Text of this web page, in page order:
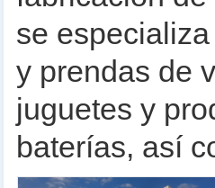
se
y prendas de
juguetes y
baterías, así